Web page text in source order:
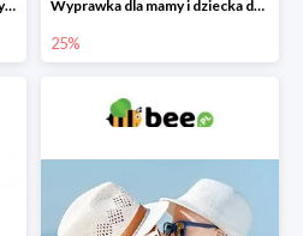
BABYONO Książeczka sensoryczna Go To The Ocean -28% Wyprawka dla mamy i dziecka do -25%
25%